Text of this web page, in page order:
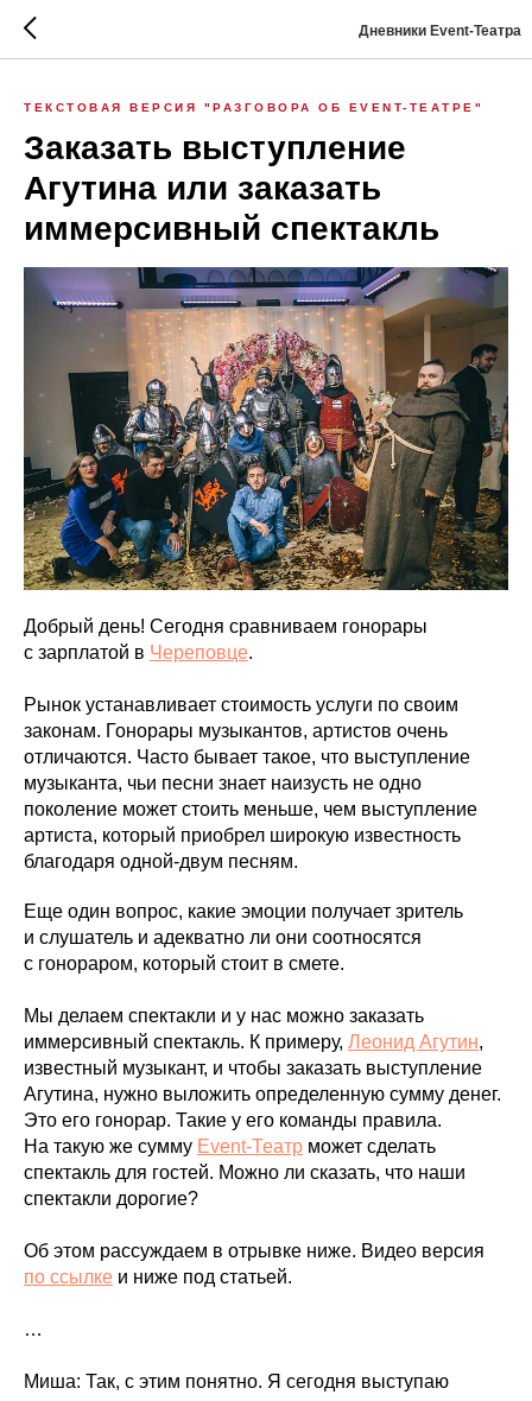
Дневники Event-Театра
ТЕКСТОВАЯ ВЕРСИЯ "РАЗГОВОРА ОБ EVENT-ТЕАТРЕ"
Заказать выступление
Агутина или заказать
иммерсивный спектакль
Добрый день! Сегодня сравниваем гонорары
с зарплатой в Череповце.
Рынок устанавливает стоимость услуги по своим
законам. Гонорары музыкантов, артистов очень
отличаются. Часто бывает такое, что выступление
музыканта, чьи песни знает наизусть не одно
поколение может стоить меньше, чем выступление
артиста, который приобрел широкую известность
благодаря одной-двум песням.
Еще один вопрос, какие эмоции получает зритель
и слушатель и адекватно ли они соотносятся
с гонораром, который стоит в смете.
Мы делаем спектакли и у нас можно заказать
иммерсивный спектакль. К примеру, Леонид Агутин,
известный музыкант, и чтобы заказать выступление
Агутина, нужно выложить определенную сумму денег.
Это его гонорар. Такие у его команды правила.
На такую же сумму Event-Театр может сделать
спектакль для гостей. Можно ли сказать, что наши
спектакли дорогие?
Об этом рассуждаем в отрывке ниже. Видео версия
по ссылке и ниже под статьей.
…
Миша: Так, с этим понятно. Я сегодня выступаю